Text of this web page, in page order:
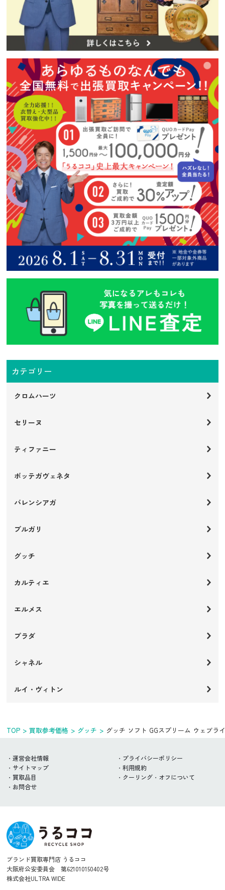
カテゴリー
クロムハーツ
セリーヌ
ティファニー
ボッテガヴェネタ
バレンシアガ
ブルガリ
グッチ
カルティエ
エルメス
プラダ
シャネル
ルイ・ヴィトン
TOP 買取参考価格 グッチ グッチ ソフト GGスプリーム ウェブラ
運営会社情報
プライバシーポリシー
サイトマップ
利用規約
買取品目
クーリング・オフについて
お問合せ
ブランド買取専門店 うるココ
大阪府公安委員会 第621010150402号
株式会社ULTRA WIDE